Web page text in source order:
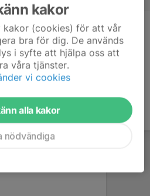
kakor
kakor (cookies) för att vår
bra för dig. De används
i syfte att hjälpa oss att
våra tjänster.
vi cookies
alla kakor
nödvändiga